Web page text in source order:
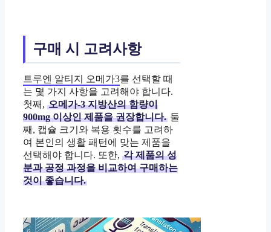
구매 시 고려사항
트루엔 알티지 오메가3를 선택할 때
는 몇 가지 사항을 고려해야 합니다.
첫째, 오메가-3 지방산의 함량이
900mg 이상인 제품을 권장합니다. 둘
째, 캡슐 크기와 복용 횟수를 고려하
여 본인의 생활 패턴에 맞는 제품을
선택해야 합니다. 또한, 각 제품의 성
분과 공정 과정을 비교하여 구매하는
것이 좋습니다.